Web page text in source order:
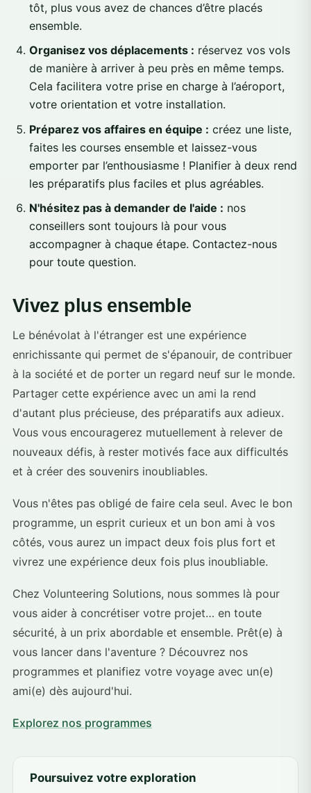
tôt, plus vous avez de chances d’être placés
ensemble.
Organisez vos déplacements : réservez vos vols
de manière à arriver à peu près en même temps.
Cela facilitera votre prise en charge à l’aéroport,
votre orientation et votre installation.
Préparez vos affaires en équipe : créez une liste,
faites les courses ensemble et laissez-vous
emporter par l’enthousiasme ! Planifier à deux rend
les préparatifs plus faciles et plus agréables.
N'hésitez pas à demander de l'aide : nos
conseillers sont toujours là pour vous
accompagner à chaque étape. Contactez-nous
pour toute question.
Vivez plus ensemble
Le bénévolat à l'étranger est une expérience
enrichissante qui permet de s'épanouir, de contribuer
à la société et de porter un regard neuf sur le monde.
Partager cette expérience avec un ami la rend
d'autant plus précieuse, des préparatifs aux adieux.
Vous vous encouragerez mutuellement à relever de
nouveaux défis, à rester motivés face aux difficultés
et à créer des souvenirs inoubliables.
Vous n'êtes pas obligé de faire cela seul. Avec le bon
programme, un esprit curieux et un bon ami à vos
côtés, vous aurez un impact deux fois plus fort et
vivrez une expérience deux fois plus inoubliable.
Chez Volunteering Solutions, nous sommes là pour
vous aider à concrétiser votre projet… en toute
sécurité, à un prix abordable et ensemble. Prêt(e) à
vous lancer dans l'aventure ? Découvrez nos
programmes et planifiez votre voyage avec un(e)
ami(e) dès aujourd'hui.
Explorez nos programmes
Poursuivez votre exploration